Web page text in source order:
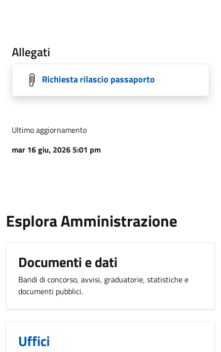
Allegati
Richiesta rilascio passaporto
Ultimo aggiornamento
mar 16 giu, 2026 5:01 pm
Esplora Amministrazione
Documenti e dati
Bandi di concorso, avvisi, graduatorie, statistiche e
documenti pubblici.
Uffici